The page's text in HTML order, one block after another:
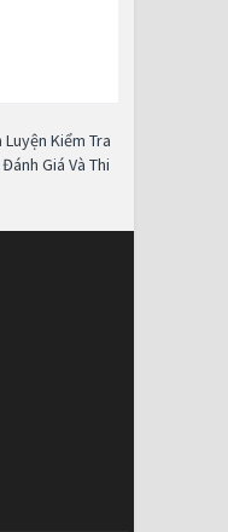
Kiểm Tra
Giá Và Thi